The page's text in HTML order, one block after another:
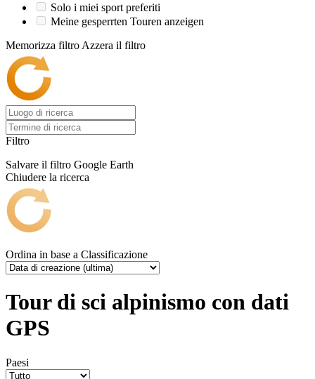
Solo i miei sport preferiti
Meine gesperrten Touren anzeigen
Memorizza filtro Azzera il filtro
Filtro
Salvare il filtro Google Earth
Chiudere la ricerca
Ordina in base a Classificazione
Tour di sci alpinismo con dati
GPS
Paesi